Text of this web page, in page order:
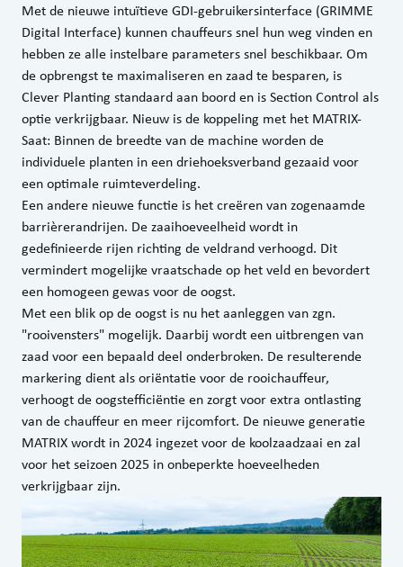
Met de nieuwe intuïtieve GDI-gebruikersinterface (GRIMME
Digital Interface) kunnen chauffeurs snel hun weg vinden en
hebben ze alle instelbare parameters snel beschikbaar. Om
de opbrengst te maximaliseren en zaad te besparen, is
Clever Planting standaard aan boord en is Section Control als
optie verkrijgbaar. Nieuw is de koppeling met het MATRIX-
Saat: Binnen de breedte van de machine worden de
individuele planten in een driehoeksverband gezaaid voor
een optimale ruimteverdeling.
Een andere nieuwe functie is het creëren van zogenaamde
barrièrerandrijen. De zaaihoeveelheid wordt in
gedefinieerde rijen richting de veldrand verhoogd. Dit
vermindert mogelijke vraatschade op het veld en bevordert
een homogeen gewas voor de oogst.
Met een blik op de oogst is nu het aanleggen van zgn.
"rooivensters" mogelijk. Daarbij wordt een uitbrengen van
zaad voor een bepaald deel onderbroken. De resulterende
markering dient als oriëntatie voor de rooichauffeur,
verhoogt de oogstefficiëntie en zorgt voor extra ontlasting
van de chauffeur en meer rijcomfort. De nieuwe generatie
MATRIX wordt in 2024 ingezet voor de koolzaadzaai en zal
voor het seizoen 2025 in onbeperkte hoeveelheden
verkrijgbaar zijn.